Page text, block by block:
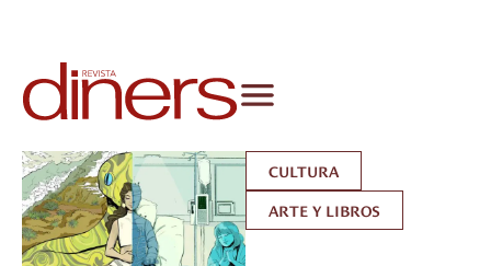
CULTURA
ARTE Y LIBROS